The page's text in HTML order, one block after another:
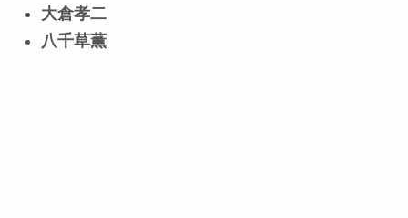
大倉孝二
八千草薫